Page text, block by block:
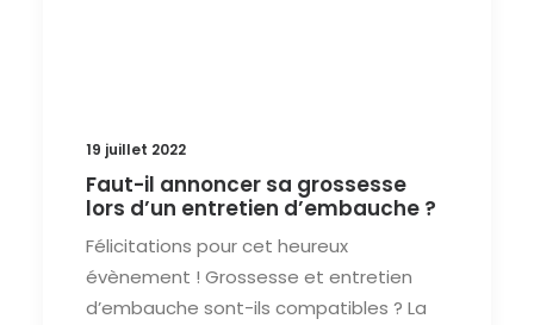
19 juillet 2022
Faut-il annoncer sa grossesse
lors d’un entretien d’embauche ?
Félicitations pour cet heureux
évènement ! Grossesse et entretien
d’embauche sont-ils compatibles ? La